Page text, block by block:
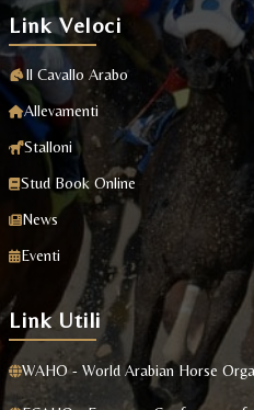
Link Veloci
Il Cavallo Arabo
Allevamenti
Stalloni
Stud Book Online
News
Eventi
Link Utili
WAHO - World Arabian Horse